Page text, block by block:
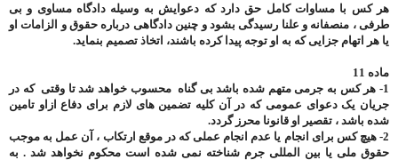
هر کس با مساوات کامل حق دارد که دعوایش به وسیله دادگاه مساوی و بی
طرفی ، منصفانه و علنا رسیدگی بشود و چنین دادگاهی درباره حقوق و الزامات او
یا هر اتهام جزایی که به او توجه پیدا کرده باشند، اتخاذ تصمیم بنماید.
ماده 11
1- هر کس به جرمی متهم شده باشد بی گناه محسوب خواهد شد تا وقتی که در
جریان یک دعوای عمومی که در آن کلیه تضمین های لازم برای دفاع ازاو تامین
شده باشد ، تقصیر او قانونا محرز گردد.
2- هیچ کس برای انجام یا عدم انجام عملی که در موقع ارتکاب ، آن عمل به موجب
حقوق ملی یا بین المللی جرم شناخته نمی شده است محکوم نخواهد شد . به